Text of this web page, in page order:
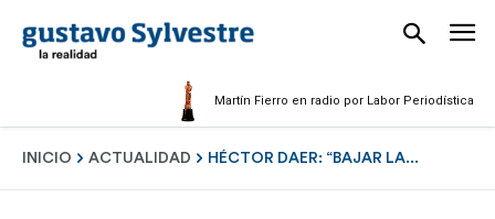
Martín Fierro en radio por Labor Periodística
INICIO ACTUALIDAD HÉCTOR DAER: “BAJAR LA...